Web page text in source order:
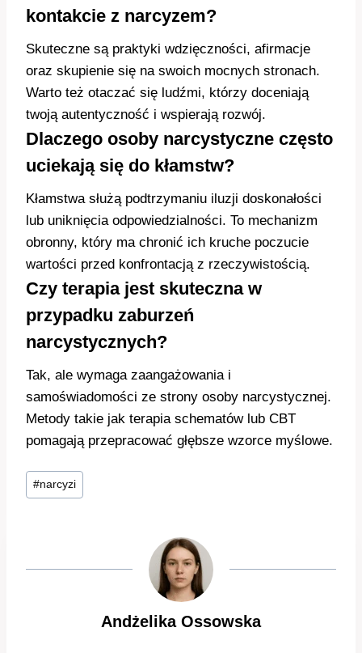
kontakcie z narcyzem?
Skuteczne są praktyki wdzięczności, afirmacje
oraz skupienie się na swoich mocnych stronach.
Warto też otaczać się ludźmi, którzy doceniają
twoją autentyczność i wspierają rozwój.
Dlaczego osoby narcystyczne często
uciekają się do kłamstw?
Kłamstwa służą podtrzymaniu iluzji doskonałości
lub uniknięcia odpowiedzialności. To mechanizm
obronny, który ma chronić ich kruche poczucie
wartości przed konfrontacją z rzeczywistością.
Czy terapia jest skuteczna w
przypadku zaburzeń
narcystycznych?
Tak, ale wymaga zaangażowania i
samoświadomości ze strony osoby narcystycznej.
Metody takie jak terapia schematów lub CBT
pomagają przepracować głębsze wzorce myślowe.
Tagi
wpisu:
#narcyzi
Andżelika Ossowska